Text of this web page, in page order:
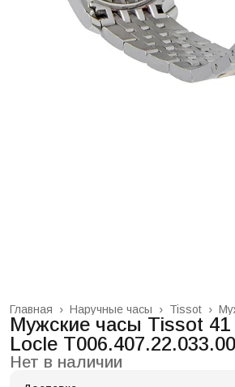
Tissot ›
Наручные часы ›
Главная ›
Мужские часы Tissot
Locle T006.407.22.033.00
Нет в наличии